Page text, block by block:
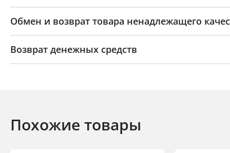
Обмен и возврат товара ненадлежащего
Возврат денежных средств
Похожие товары